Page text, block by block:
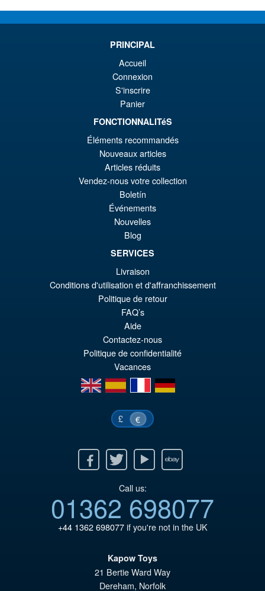
Transformers Studio Series 86
Leader Megatron ( Reissue )
AJOUTER AU PANIER
Transformers The Movie
Studio Series 86 Voyager
Class Cyclonus Action Figure
PRÉ COMMANDE
PRINCIPAL
Accueil
Connexion
S'inscrire
Panier
FONCTIONNALITéS
Éléments recommandés
Nouveaux articles
Articles réduits
Vendez-nous votre collection
Boletín
Événements
Nouvelles
Blog
SERVICES
Livraison
Conditions d'utilisation et d'affranchissement
Politique de retour
FAQ’s
Aide
Contactez-nous
Politique de confidentialité
Vacances
en
es fr de
£ €
Twitter Youtube Ebay
Call us:
01362 698077
+44 1362 698077if you're not in the UK
Kapow Toys
21 Bertie Ward Way
Dereham, Norfolk